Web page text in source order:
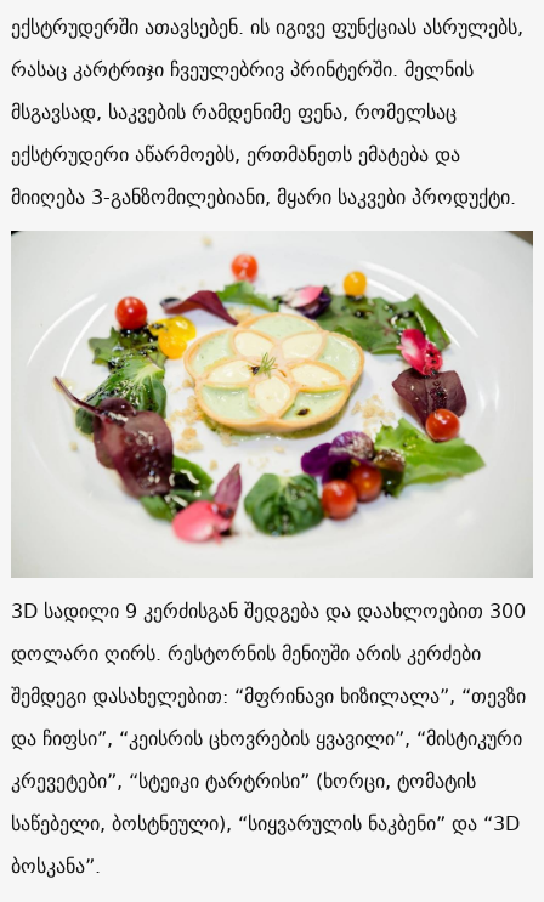
ექსტრუდერში ათავსებენ. ის იგივე ფუნქციას ასრულებს,
რასაც კარტრიჯი ჩვეულებრივ პრინტერში. მელნის
მსგავსად, საკვების რამდენიმე ფენა, რომელსაც
ექსტრუდერი აწარმოებს, ერთმანეთს ემატება და
მიიღება 3-განზომილებიანი, მყარი საკვები პროდუქტი.
3D სადილი 9 კერძისგან შედგება და დაახლოებით 300
დოლარი ღირს. რესტორნის მენიუში არის კერძები
შემდეგი დასახელებით: “მფრინავი ხიზილალა”, “თევზი
და ჩიფსი”, “კეისრის ცხოვრების ყვავილი”, “მისტიკური
კრევეტები”, “სტეიკი ტარტრისი” (ხორცი, ტომატის
საწებელი, ბოსტნეული), “სიყვარულის ნაკბენი” და “3D
ბოსკანა”.